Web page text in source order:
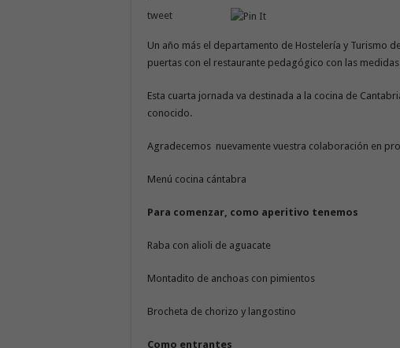
tweet
Un año más el departamento de Hostelería y Turismo
puertas con el restaurante pedagógico con las
Esta cuarta jornada va destinada a la cocina de
conocido.
Agradecemos nuevamente vuestra colaboración en
Menú cocina cántabra
Para comenzar, como aperitivo tenemos
Raba con alioli de aguacate
Montadito de anchoas con pimientos
Brocheta de chorizo y langostino
Como entrantes